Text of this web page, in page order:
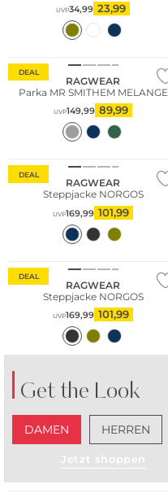
UVP34,99 23,99
DEAL
RAGWEAR
Parka MR SMITHEM MELANGE
UVP149,99 89,99
DEAL
RAGWEAR
Steppjacke NORGOS
UVP169,99 101,99
DEAL
RAGWEAR
Steppjacke NORGOS
UVP169,99 101,99
Get the Look
DAMEN HERREN
Jetzt shoppen